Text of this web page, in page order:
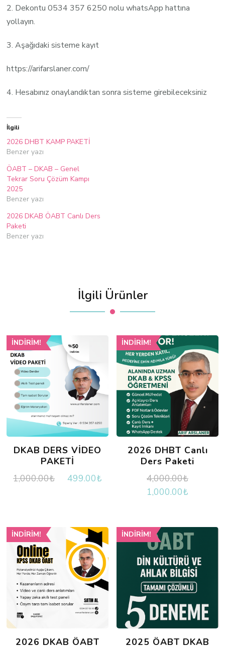
2. Dekontu 0534 357 6250 nolu whatsApp hattına
yollayın.
3. Aşağıdaki sisteme kayıt
https://arifarslaner.com/
4. Hesabınız onaylandıktan sonra sisteme girebileceksiniz
İlgili
2026 DHBT KAMP PAKETİ
Benzer yazı
ÖABT – DKAB – Genel
Tekrar Soru Çözüm Kampı
2025
Benzer yazı
2026 DKAB ÖABT Canlı Ders
Paketi
Benzer yazı
İlgili Ürünler
İNDIRIM!
DKAB DERS VİDEO
PAKETİ
1,000.00₺
Orijinal
499.00₺
İNDIRIM!
2026 DHBT Canlı
Ders Paketi
4,000.00₺
1,000.00₺
İNDIRIM!
2026 DKAB ÖABT
İNDIRIM!
2025 ÖABT DKAB